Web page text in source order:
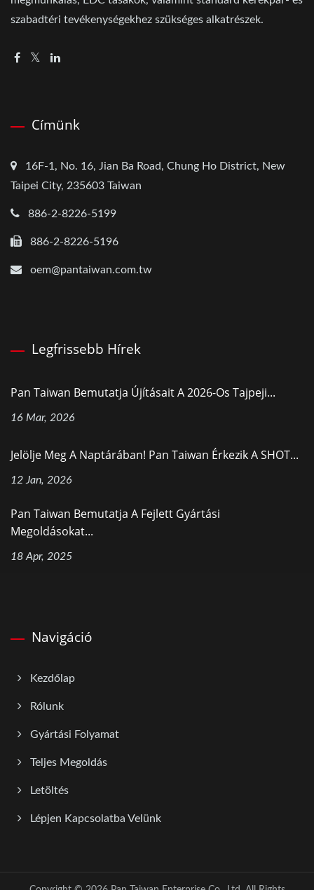
szabadtéri tevékenységekhez szükséges alkatrészek.
Címünk
16F-1, No. 16, Jian Ba Road, Chung Ho District, New
Taipei City, 235603 Taiwan
886-2-8226-5199
886-2-8226-5196
oem@pantaiwan.com.tw
Legfrissebb Hírek
Pan Taiwan Bemutatja Újításait A 2026-Os Tajpeji...
16 Mar, 2026
Jelölje Meg A Naptárában! Pan Taiwan Érkezik A SHOT...
12 Jan, 2026
Pan Taiwan Bemutatja A Fejlett Gyártási
Megoldásokat...
18 Apr, 2025
Navigáció
Kezdőlap
Rólunk
Gyártási Folyamat
Teljes Megoldás
Letöltés
Lépjen Kapcsolatba Velünk